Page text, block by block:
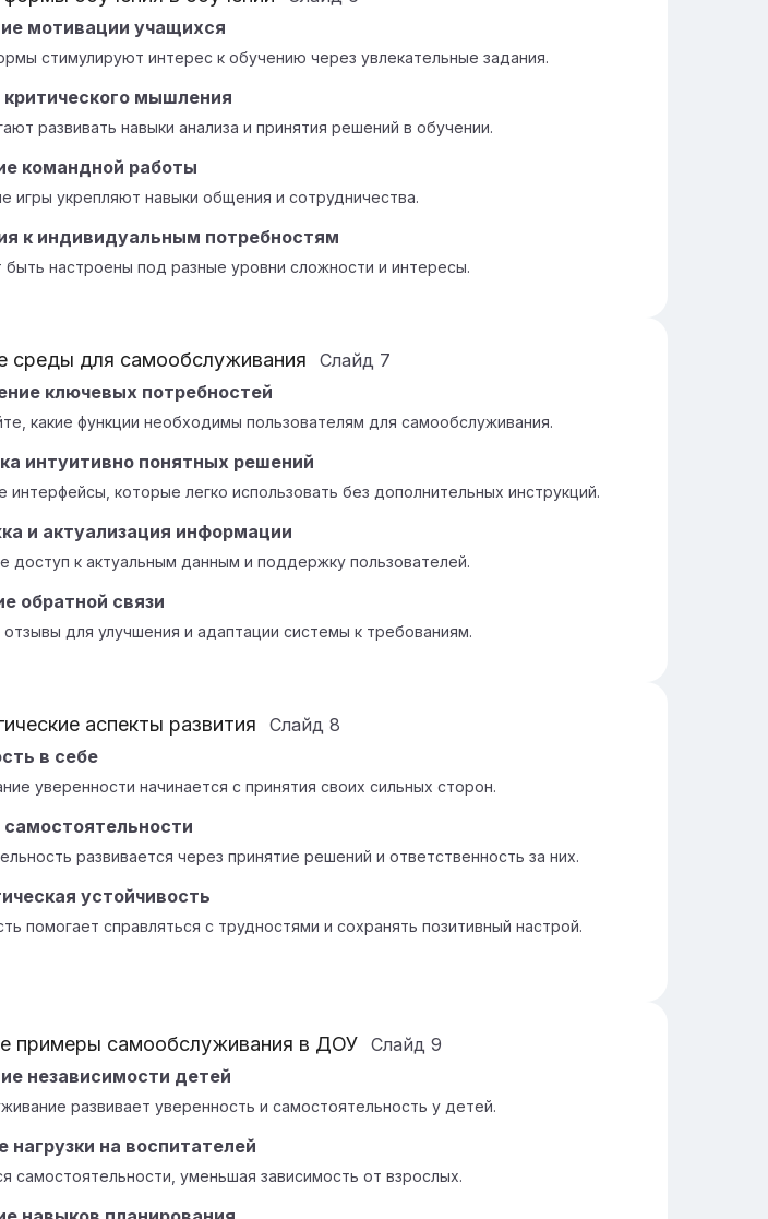
мотивации учащихся
стимулируют интерес к обучению через увлекательные задания.
критического мышления
развивать навыки анализа и принятия решений в обучении.
командной работы
игры укрепляют навыки общения и сотрудничества.
к индивидуальным потребностям
быть настроены под разные уровни сложности и интересы.
среды для самообслуживания Слайд 7
ключевых потребностей
какие функции необходимы пользователям для самообслуживания.
интуитивно понятных решений
интерфейсы, которые легко использовать без дополнительных инструкций.
и актуализация информации
доступ к актуальным данным и поддержку пользователей.
обратной связи
для улучшения и адаптации системы к требованиям.
аспекты развития Слайд 8
в себе
уверенности начинается с принятия своих сильных сторон.
самостоятельности
развивается через принятие решений и ответственность за них.
устойчивость
помогает справляться с трудностями и сохранять позитивный настрой.
примеры самообслуживания в ДОУ Слайд 9
независимости детей
развивает уверенность и самостоятельность у детей.
нагрузки на воспитателей
самостоятельности, уменьшая зависимость от взрослых.